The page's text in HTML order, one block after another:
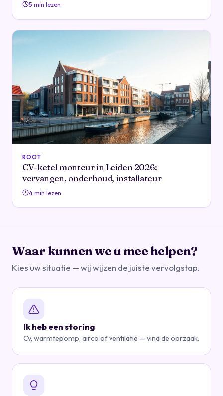
5 min lezen
ROOT
CV-ketel monteur in Leiden 2026:
vervangen, onderhoud, installateur
4 min lezen
Waar kunnen we u mee helpen?
Kies uw situatie — wij wijzen de juiste vervolgstap.
Ik heb een storing
Cv, warmtepomp, airco of ventilatie — vind de oorzaak.